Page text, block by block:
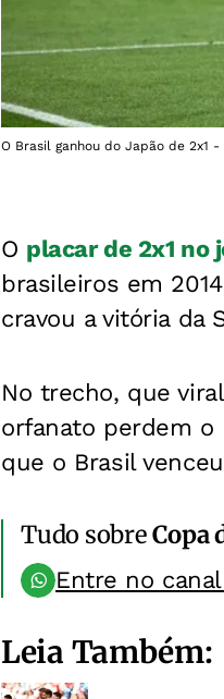
O Brasil ganhou do Japão de 2x1 -
O placar de 2x1 no
brasileiros em
cravou a vitória da
No trecho, que
orfanato perdem o
que o Brasil
Tudo sobreCopa
Entre no
Leia Também: